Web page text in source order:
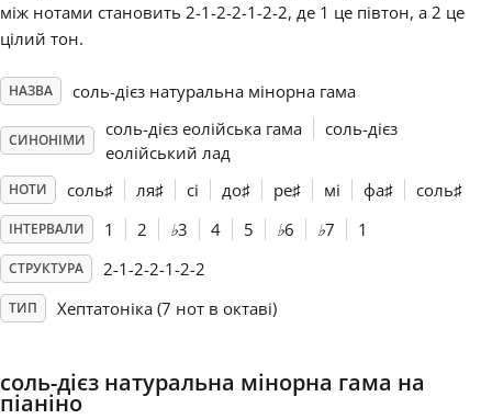
English
Français
між нотами становить 2-1-2-2-1-2-2, де 1 це півтон, а 2 це
цілий тон.
НАЗВА соль-дієз натуральна мінорна гама
СИНОНІМИ
соль-дієз еолійська гама
соль-дієз
еолійський лад
НОТИ соль♯ ля♯ сі до♯ ре♯ мі фа♯ соль♯
ІНТЕРВАЛИ 1 2 ♭3 4 5 ♭6 ♭7 1
СТРУКТУРА 2-1-2-2-1-2-2
ТИП Хептатоніка (7 нот в октаві)
соль-дієз натуральна мінорна гама на
піаніно